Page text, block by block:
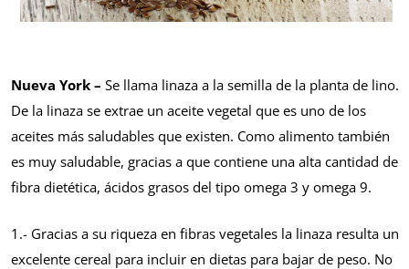
Nueva York – Se llama linaza a la semilla de la planta de lino.
De la linaza se extrae un aceite vegetal que es uno de los
aceites más saludables que existen. Como alimento también
es muy saludable, gracias a que contiene una alta cantidad de
fibra dietética, ácidos grasos del tipo omega 3 y omega 9.
1.- Gracias a su riqueza en fibras vegetales la linaza resulta un
excelente cereal para incluir en dietas para bajar de peso. No